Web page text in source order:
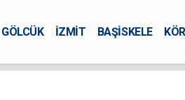
GÖLCÜK İZMİT BAŞİSKELE